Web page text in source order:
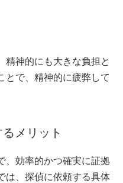
精神的にも大きな負担と
とで、精神的に疲弊して
メリット
、効率的かつ確実に証拠
は、探偵に依頼する具体